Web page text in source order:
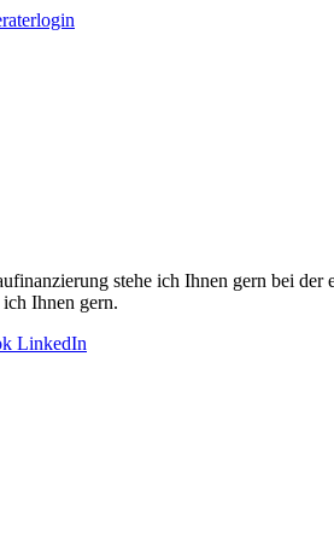
stehe ich Ihnen gern bei der
Ihnen gern.
LinkedIn